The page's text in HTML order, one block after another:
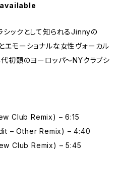
シックとして知られるJinnyの
とエモーショナルな女性ヴォーカル
初頭のヨーロッパ〜NYクラブシ
Club Remix) – 6:15
– Other Remix) – 4:40
Club Remix) – 5:45